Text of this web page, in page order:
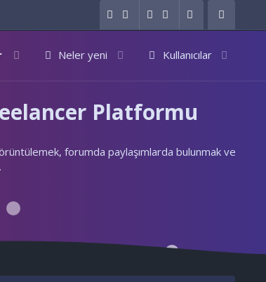
Neler yeni Kullanıcılar
Platformu
forumda paylaşımlarda bulunmak ve